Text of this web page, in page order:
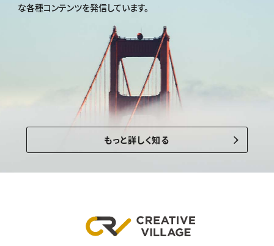
な各種コンテンツを発信しています。
もっと詳しく知る